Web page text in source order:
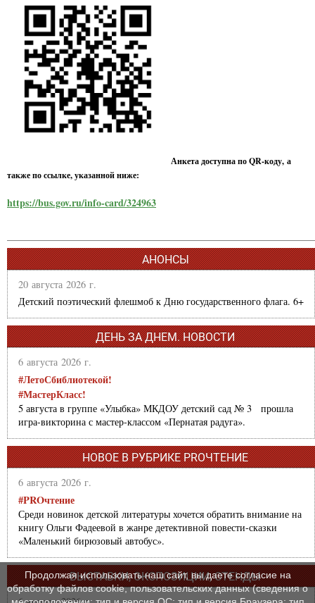
Анкета доступна по QR-коду, а
также по ссылке, указанной ниже:
https://bus.gov.ru/info-card/324963
АНОНСЫ
20 августа 2026 г.
Детский поэтический флешмоб к Дню государственного флага. 6+
ДЕНЬ ЗА ДНЕМ. НОВОСТИ
6 августа 2026 г.
#ЛетоСбиблиотекой!
#МастерКласс!
5 августа в группе «Улыбка» МКДОУ детский сад № 3 прошла
игра-викторина с мастер-классом «Пернатая радуга».
НОВОЕ В РУБРИКЕ PROЧТЕНИЕ
6 августа 2026 г.
#PROчтение
Среди новинок детской литературы хочется обратить внимание на
книгу Ольги Фадеевой в жанре детективной повести-сказки
«Маленький бирюзовый автобус».
ВЫСТАВКИ, ЭКСПОЗИЦИИ, СТЕНДЫ
Продолжая использовать наш сайт, вы даете согласие на
обработку файлов cookie, пользовательских данных (сведения о